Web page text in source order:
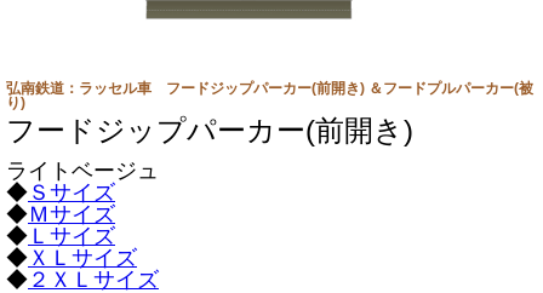
弘南鉄道：ラッセル車 フードジップパーカー(前開き) ＆フードプルパーカー(被
り)
フードジップパーカー(前開き)
ライトベージュ
◆ Ｓサイズ
◆Ｍサイズ
◆ Ｌサイズ
◆ ＸＬサイズ
◆ ２ＸＬサイズ